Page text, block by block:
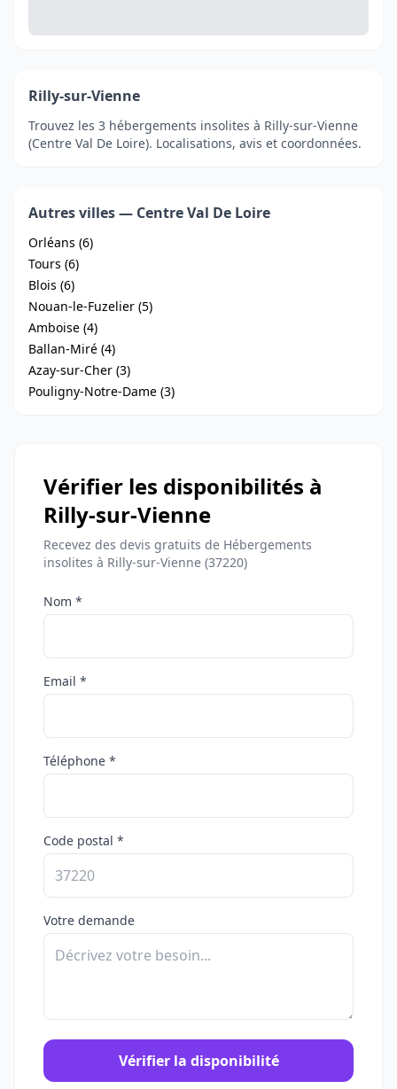
Rilly-sur-Vienne
Trouvez les 3 hébergements insolites à Rilly-sur-Vienne
(Centre Val De Loire). Localisations, avis et coordonnées.
Autres villes — Centre Val De Loire
Orléans (6)
Tours (6)
Blois (6)
Nouan-le-Fuzelier (5)
Amboise (4)
Ballan-Miré (4)
Azay-sur-Cher (3)
Pouligny-Notre-Dame (3)
Vérifier les disponibilités à
Rilly-sur-Vienne
Recevez des devis gratuits de Hébergements
insolites à Rilly-sur-Vienne (37220)
Nom *
Email *
Téléphone *
Code postal *
Votre demande
Vérifier la disponibilité